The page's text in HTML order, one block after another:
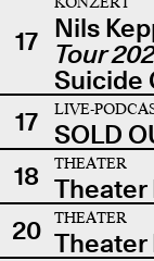
17 Nils
Tour
Suicide
17
LIVE-
SOLD
18
THEATER
Theater
20
THEATER
Theater